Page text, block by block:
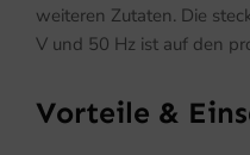
weiteren Zutaten. Die
V und 50 Hz ist auf den
Vorteile &